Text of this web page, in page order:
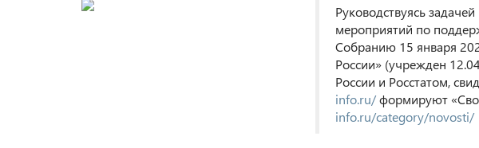
Руководствуясь
мероприятий по
Собранию 15 января
России» (учрежден
России и Росстатом,
info.ru/формируют
info.ru/category/novosti/